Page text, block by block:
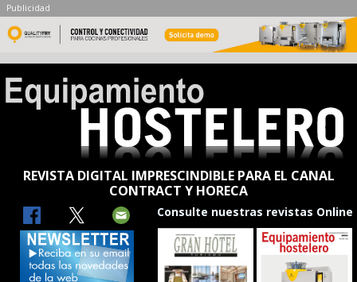
Publicidad
REVISTA DIGITAL IMPRESCINDIBLE PARA EL CANAL
CONTRACT Y HORECA
Consulte nuestras revistas Online